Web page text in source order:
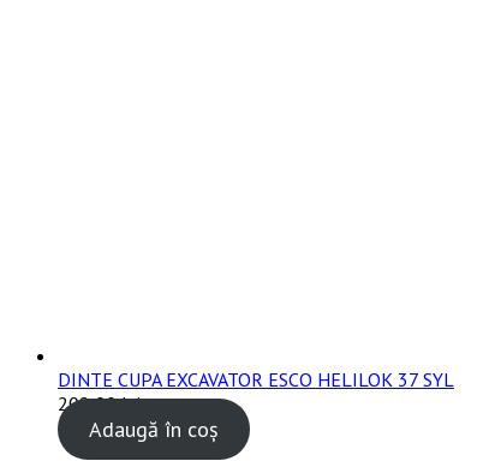
DINTE CUPA EXCAVATOR ESCO HELILOK 37 SYL
208,00lei TVA inclus
Adaugă în coș